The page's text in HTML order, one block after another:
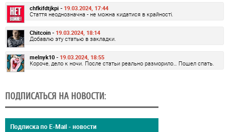
chfkifdtjkpi - 19.03.2024, 17:44
Стаття неоднозначна - не можна кидатися в крайності.
Chitcoin - 19.03.2024, 18:14
Добавлю эту статью в закладки.
melnyk10 - 19.03.2024, 18:55
Короче, дело к ночи. После статьи реально разморило… Пошел спать.
ПОДПИСАТЬСЯ НА НОВОСТИ:
Подписка по E-Mail - новости